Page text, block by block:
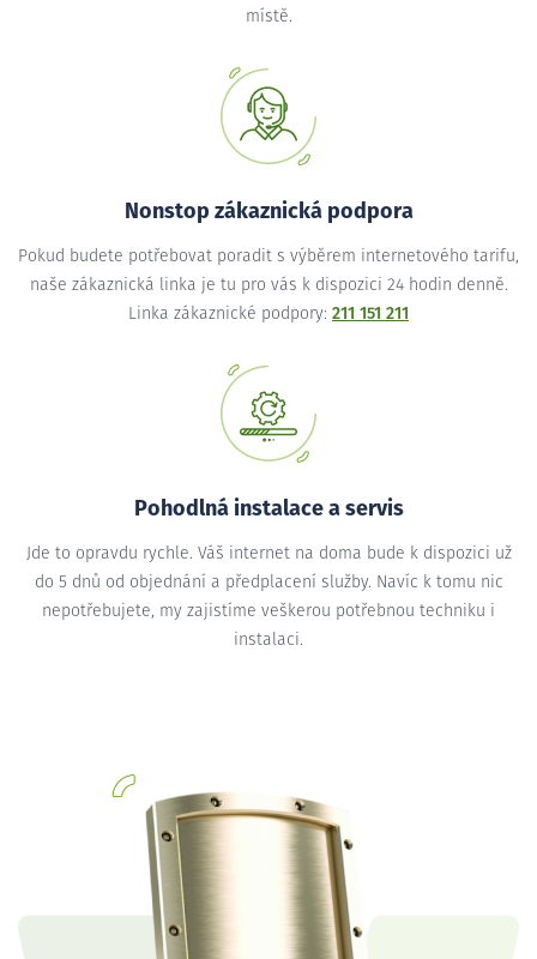
místě.
Nonstop zákaznická podpora
Pokud budete potřebovat poradit s výběrem internetového tarifu,
naše zákaznická linka je tu pro vás k dispozici 24 hodin denně.
Linka zákaznické podpory: 211 151 211
Pohodlná instalace a servis
Jde to opravdu rychle. Váš internet na doma bude k dispozici už
do 5 dnů od objednání a předplacení služby. Navíc k tomu nic
nepotřebujete, my zajistíme veškerou potřebnou techniku i
instalaci.